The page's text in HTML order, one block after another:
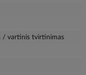
/ vartinis tvirtinimas